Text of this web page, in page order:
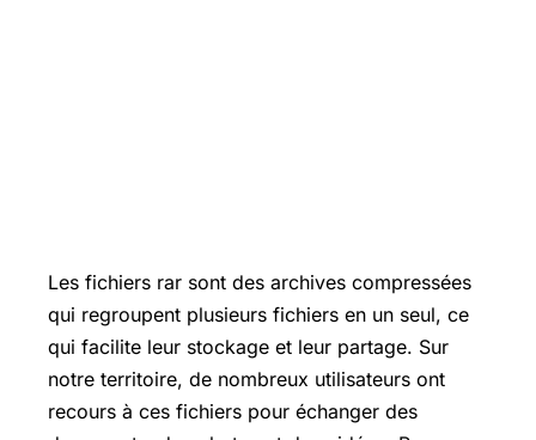
Les fichiers rar sont des archives compressées
qui regroupent plusieurs fichiers en un seul, ce
qui facilite leur stockage et leur partage. Sur
notre territoire, de nombreux utilisateurs ont
recours à ces fichiers pour échanger des